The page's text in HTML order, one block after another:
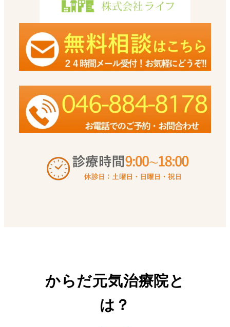
からだ元気治療院と
は？